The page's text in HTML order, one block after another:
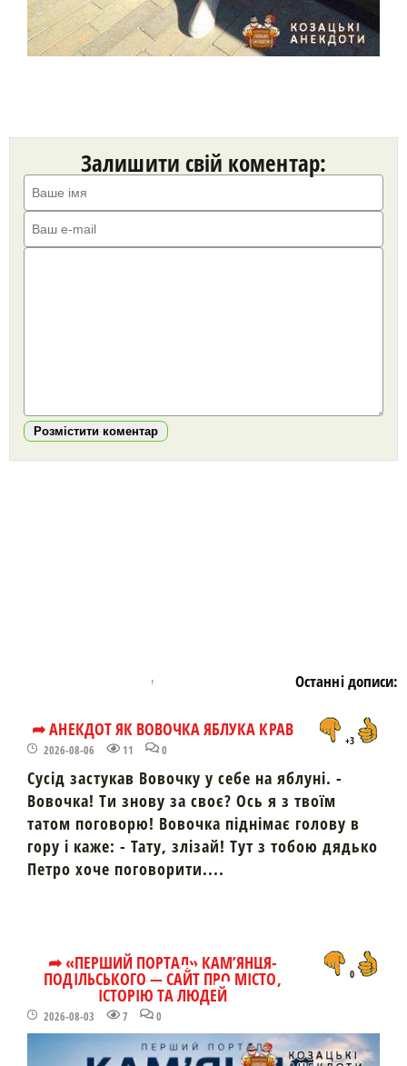
Залишити свій коментар:
Розмістити коментар
Останні дописи:
➦ АНЕКДОТ ЯК ВОВОЧКА ЯБЛУКА КРАВ
2026-08-06 11 0
+3
Сусід застукав Вовочку у себе на яблуні. -
Вовочка! Ти знову за своє? Ось я з твоїм
татом поговорю! Вовочка піднімає голову в
гору і каже: - Тату, злізай! Тут з тобою дядько
Петро хоче поговорити....
➦ «ПЕРШИЙ ПОРТАЛ» КАМ’ЯНЦЯ-
ПОДІЛЬСЬКОГО — САЙТ ПРО МІСТО,
ІСТОРІЮ ТА ЛЮДЕЙ
2026-08-03 7 0
0